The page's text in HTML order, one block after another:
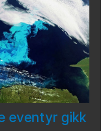
eventyr gikk